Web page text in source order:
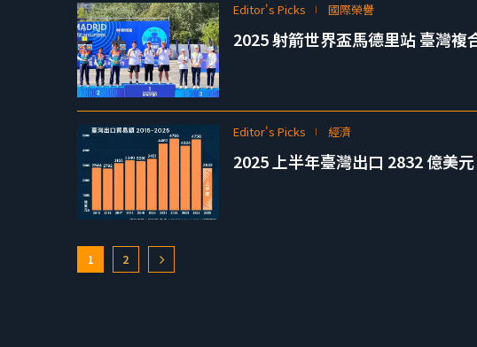
Editor's Picks 國際榮譽
2025 射箭世界盃馬德里站 臺灣
Editor's Picks 經濟
2025 上半年臺灣出口 2832 億美
1 2